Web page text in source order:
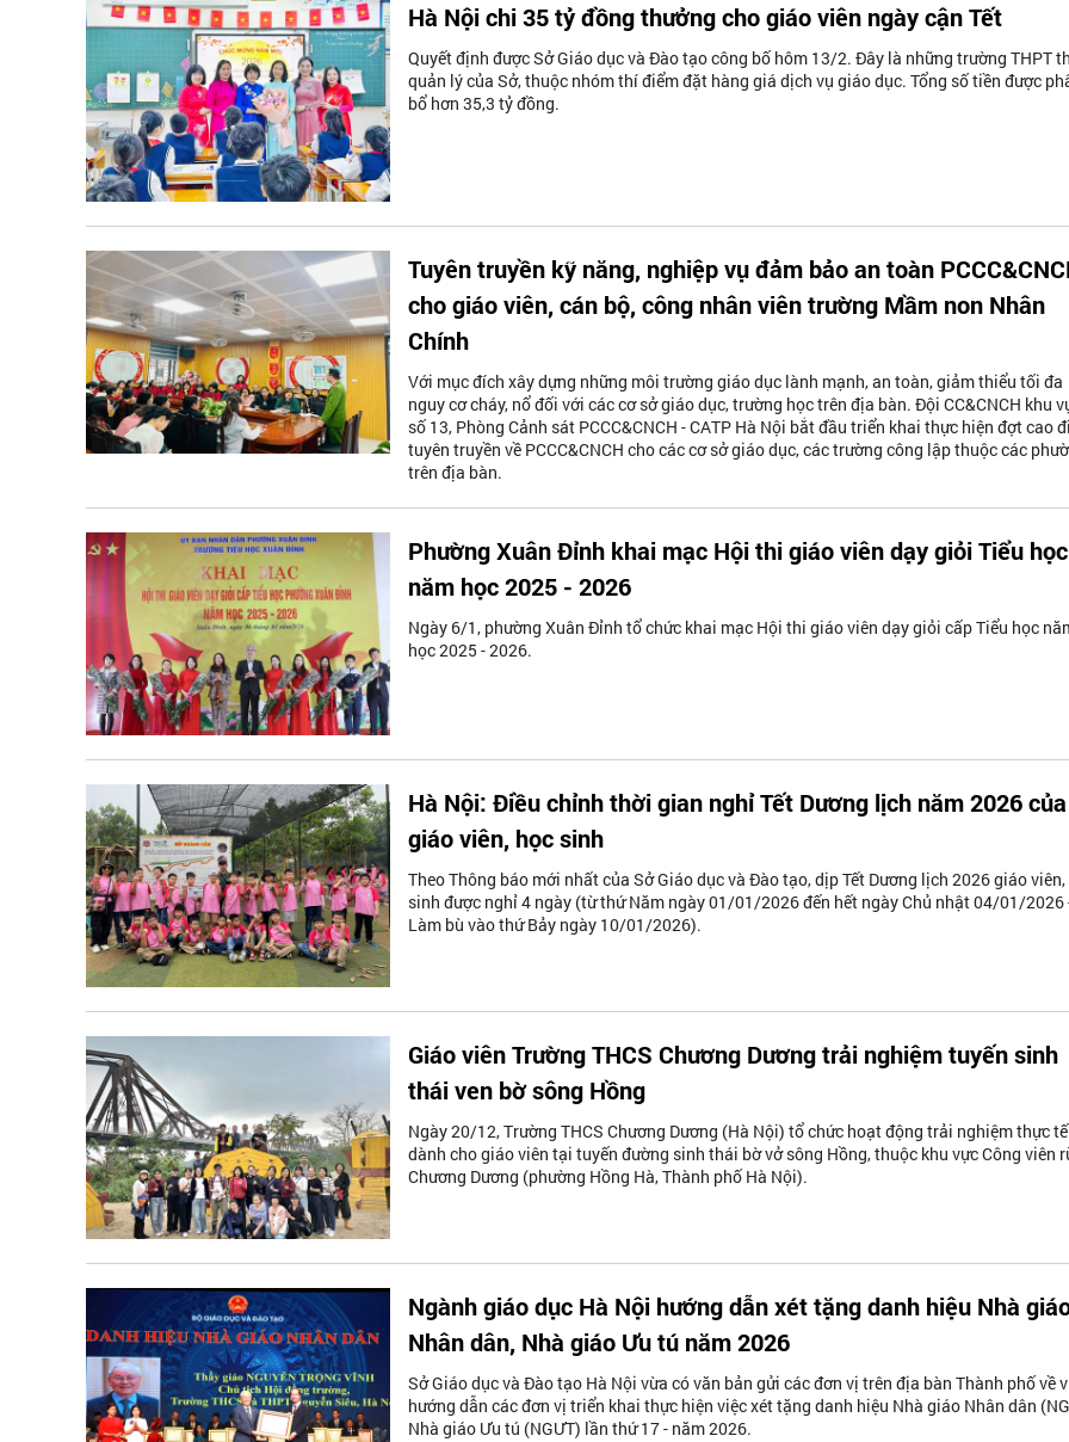
Hà Nội chi 35 tỷ đồng thưởng cho giáo viên ngày cận Tết
Quyết định được Sở Giáo dục và Đào tạo công bố hôm 13/2. Đây là những trường THPT
quản lý của Sở, thuộc nhóm thí điểm đặt hàng giá dịch vụ giáo dục. Tổng số tiền được
bổ hơn 35,3 tỷ đồng.
Tuyên truyền kỹ năng, nghiệp vụ đảm bảo an toàn
cho giáo viên, cán bộ, công nhân viên trường Mầm non Nhân
Chính
Với mục đích xây dựng những môi trường giáo dục lành mạnh, an toàn, giảm thiểu tối đa
nguy cơ cháy, nổ đối với các cơ sở giáo dục, trường học trên địa bàn. Đội CC&CNCH khu
số 13, Phòng Cảnh sát PCCC&CNCH - CATP Hà Nội bắt đầu triển khai thực hiện đợt cao
tuyên truyền về PCCC&CNCH cho các cơ sở giáo dục, các trường công lập thuộc các
trên địa bàn.
Phường Xuân Đỉnh khai mạc Hội thi giáo viên dạy giỏi Tiểu học
năm học 2025 - 2026
Ngày 6/1, phường Xuân Đỉnh tổ chức khai mạc Hội thi giáo viên dạy giỏi cấp Tiểu học
học 2025 - 2026.
Hà Nội: Điều chỉnh thời gian nghỉ Tết Dương lịch năm 2026 của
giáo viên, học sinh
Theo Thông báo mới nhất của Sở Giáo dục và Đào tạo, dịp Tết Dương lịch 2026 giáo
sinh được nghỉ 4 ngày (từ thứ Năm ngày 01/01/2026 đến hết ngày Chủ nhật 04/01/2026
Làm bù vào thứ Bảy ngày 10/01/2026).
Giáo viên Trường THCS Chương Dương trải nghiệm tuyến sinh
thái ven bờ sông Hồng
Ngày 20/12, Trường THCS Chương Dương (Hà Nội) tổ chức hoạt động trải nghiệm thực tế
dành cho giáo viên tại tuyến đường sinh thái bờ vở sông Hồng, thuộc khu vực Công viên
Chương Dương (phường Hồng Hà, Thành phố Hà Nội).
Ngành giáo dục Hà Nội hướng dẫn xét tặng danh hiệu Nhà
Nhân dân, Nhà giáo Ưu tú năm 2026
Sở Giáo dục và Đào tạo Hà Nội vừa có văn bản gửi các đơn vị trên địa bàn Thành phố về
hướng dẫn các đơn vị triển khai thực hiện việc xét tặng danh hiệu Nhà giáo Nhân dân
Nhà giáo Ưu tú (NGƯT) lần thứ 17 - năm 2026.